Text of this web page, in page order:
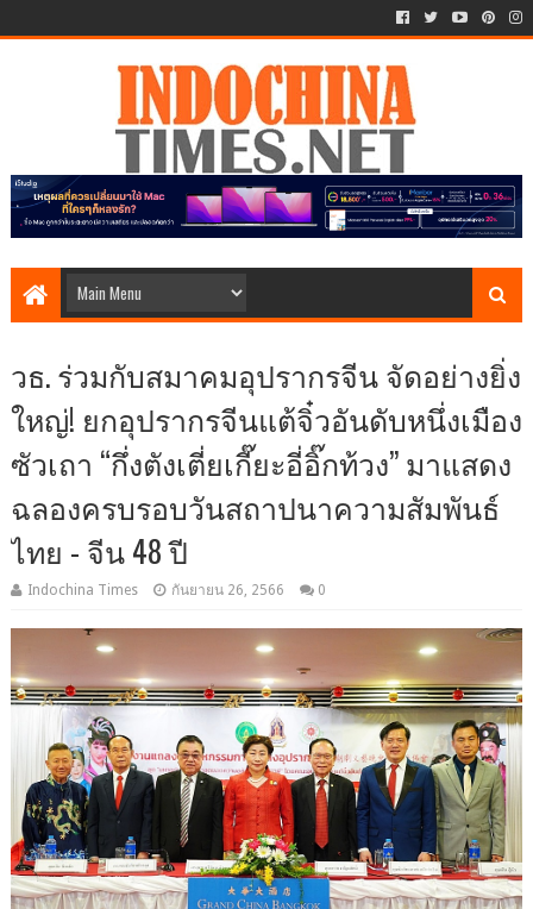
วธ. ร่วมกับสมาคมอุปรากรจีน จัดอย่างยิ่ง
ใหญ่! ยกอุปรากรจีนแต้จิ๋วอันดับหนึ่งเมือง
ซัวเถา “กึ่งตังเตี่ยเกี๊ยะอี่อิ๊กท้วง” มาแสดง
ฉลองครบรอบวันสถาปนาความสัมพันธ์
ไทย - จีน 48 ปี
Indochina Times กันยายน 26, 2566 0